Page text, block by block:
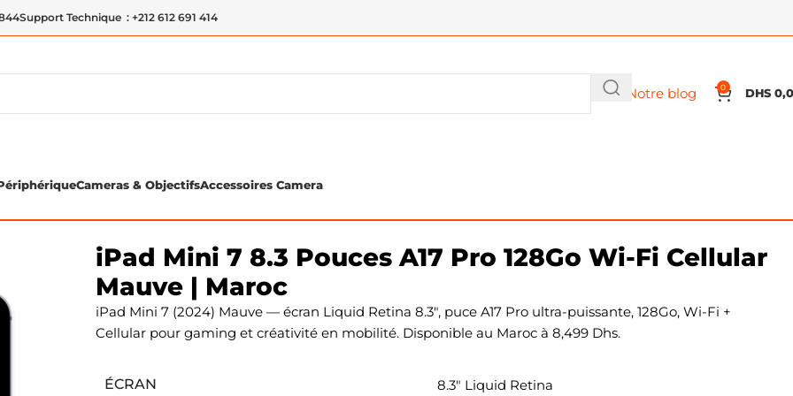
Support Technique : +212 612 691 414
Notre blog 0 DHS
Cameras & ObjectifsAccessoires Camera
iPad Mini 7 8.3 Pouces A17 Pro 128Go Wi-Fi Cellular
Mauve | Maroc
iPad Mini 7 (2024) Mauve — écran Liquid Retina 8.3″, puce A17 Pro ultra-puissante, 128Go, Wi-Fi +
Cellular pour gaming et créativité en mobilité. Disponible au Maroc à 8,499 Dhs.
ÉCRAN 8.3″ Liquid Retina